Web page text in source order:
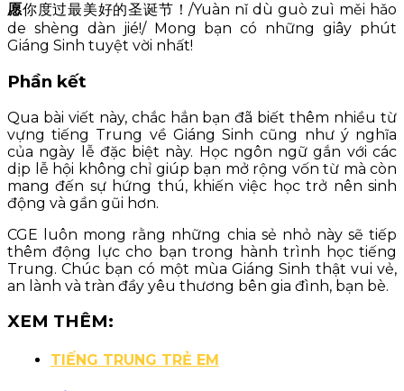
愿你度过最美好的圣诞节！/Yuàn nǐ dù guò zuì měi hǎo
de shèng dàn jié!/ Mong bạn có những giây phút
Giáng Sinh tuyệt vời nhất!
Phần kết
Qua bài viết này, chắc hẳn bạn đã biết thêm nhiều từ
vựng tiếng Trung về Giáng Sinh cũng như ý nghĩa
của ngày lễ đặc biệt này. Học ngôn ngữ gắn với các
dịp lễ hội không chỉ giúp bạn mở rộng vốn từ mà còn
mang đến sự hứng thú, khiến việc học trở nên sinh
động và gần gũi hơn.
CGE luôn mong rằng những chia sẻ nhỏ này sẽ tiếp
thêm động lực cho bạn trong hành trình học tiếng
Trung. Chúc bạn có một mùa Giáng Sinh thật vui vẻ,
an lành và tràn đầy yêu thương bên gia đình, bạn bè.
XEM THÊM:
TIẾNG TRUNG TRẺ EM